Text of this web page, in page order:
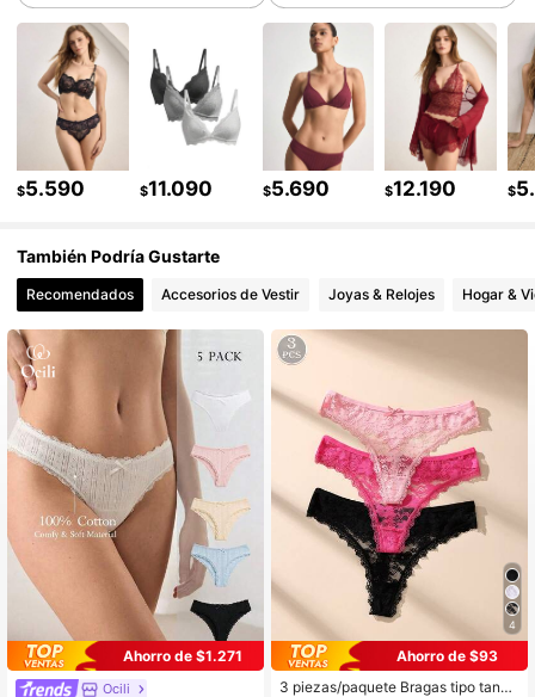
455K Seguidores
4,88 455K Seguidores
455K Seguidores
4,88 455K Seguidores
455K Seguidores
4,88 455K Seguidores
$5.590 $11.090 $5.690 $12.190 $
También Podría Gustarte
Recomendados Accesorios de Vestir Joyas & Relojes Hogar &
Ahorro de $1.271
Ocili
4
Ahorro de $93
3 piezas/paquete Bragas tipo tanga